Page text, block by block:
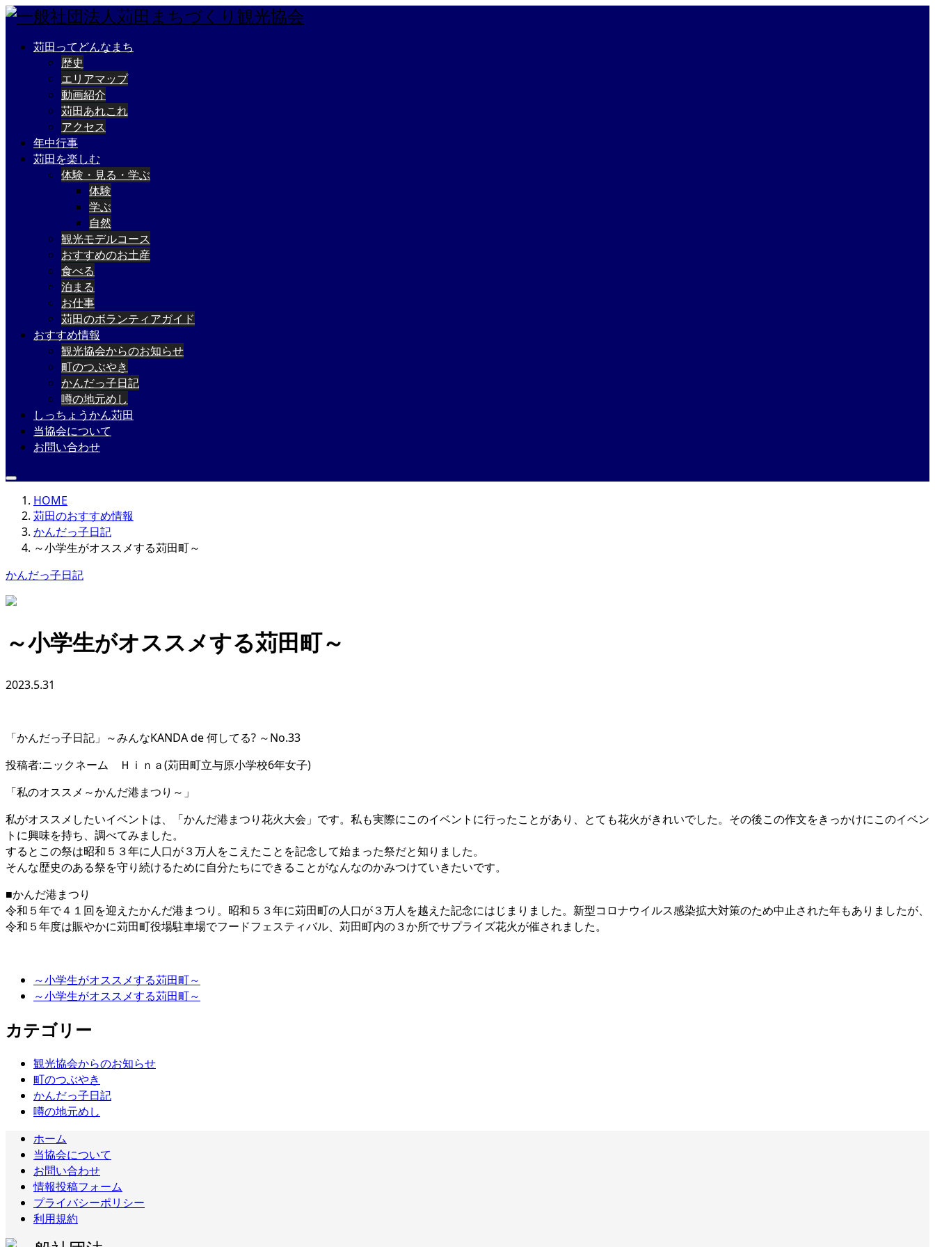
苅田ってどんなまち
歴史
エリアマップ
動画紹介
苅田あれこれ
アクセス
年中行事
苅田を楽しむ
体験・見る・学ぶ
体験
学ぶ
自然
観光モデルコース
おすすめのお土産
食べる
泊まる
お仕事
苅田のボランティアガイド
おすすめ情報
観光協会からのお知らせ
町のつぶやき
かんだっ子日記
噂の地元めし
しっちょうかん苅田
当協会について
お問い合わせ
HOME
苅田のおすすめ情報
かんだっ子日記
～小学生がオススメする苅田町～
かんだっ子日記
～小学生がオススメする苅田町～
2023.5.31
「かんだっ子日記」～みんなKANDA de 何してる? ～No.33
投稿者:ニックネーム Ｈｉｎａ(苅田町立与原小学校6年女子)
「私のオススメ～かんだ港まつり～」
私がオススメしたいイベントは、「かんだ港まつり花火大会」です。私も実際にこのイベントに行ったことがあり、とても花火がきれいでした。その後この作文をきっかけにこのイベン
トに興味を持ち、調べてみました。
するとこの祭は昭和５３年に人口が３万人をこえたことを記念して始まった祭だと知りました。
そんな歴史のある祭を守り続けるために自分たちにできることがなんなのかみつけていきたいです。
■かんだ港まつり
令和５年で４１回を迎えたかんだ港まつり。昭和５３年に苅田町の人口が３万人を越えた記念にはじまりました。新型コロナウイルス感染拡大対策のため中止された年もありましたが、
令和５年度は賑やかに苅田町役場駐車場でフードフェスティバル、苅田町内の３か所でサプライズ花火が催されました。
～小学生がオススメする苅田町～
～小学生がオススメする苅田町～
カテゴリー
観光協会からのお知らせ
町のつぶやき
かんだっ子日記
噂の地元めし
ホーム
当協会について
お問い合わせ
情報投稿フォーム
プライバシーポリシー
利用規約